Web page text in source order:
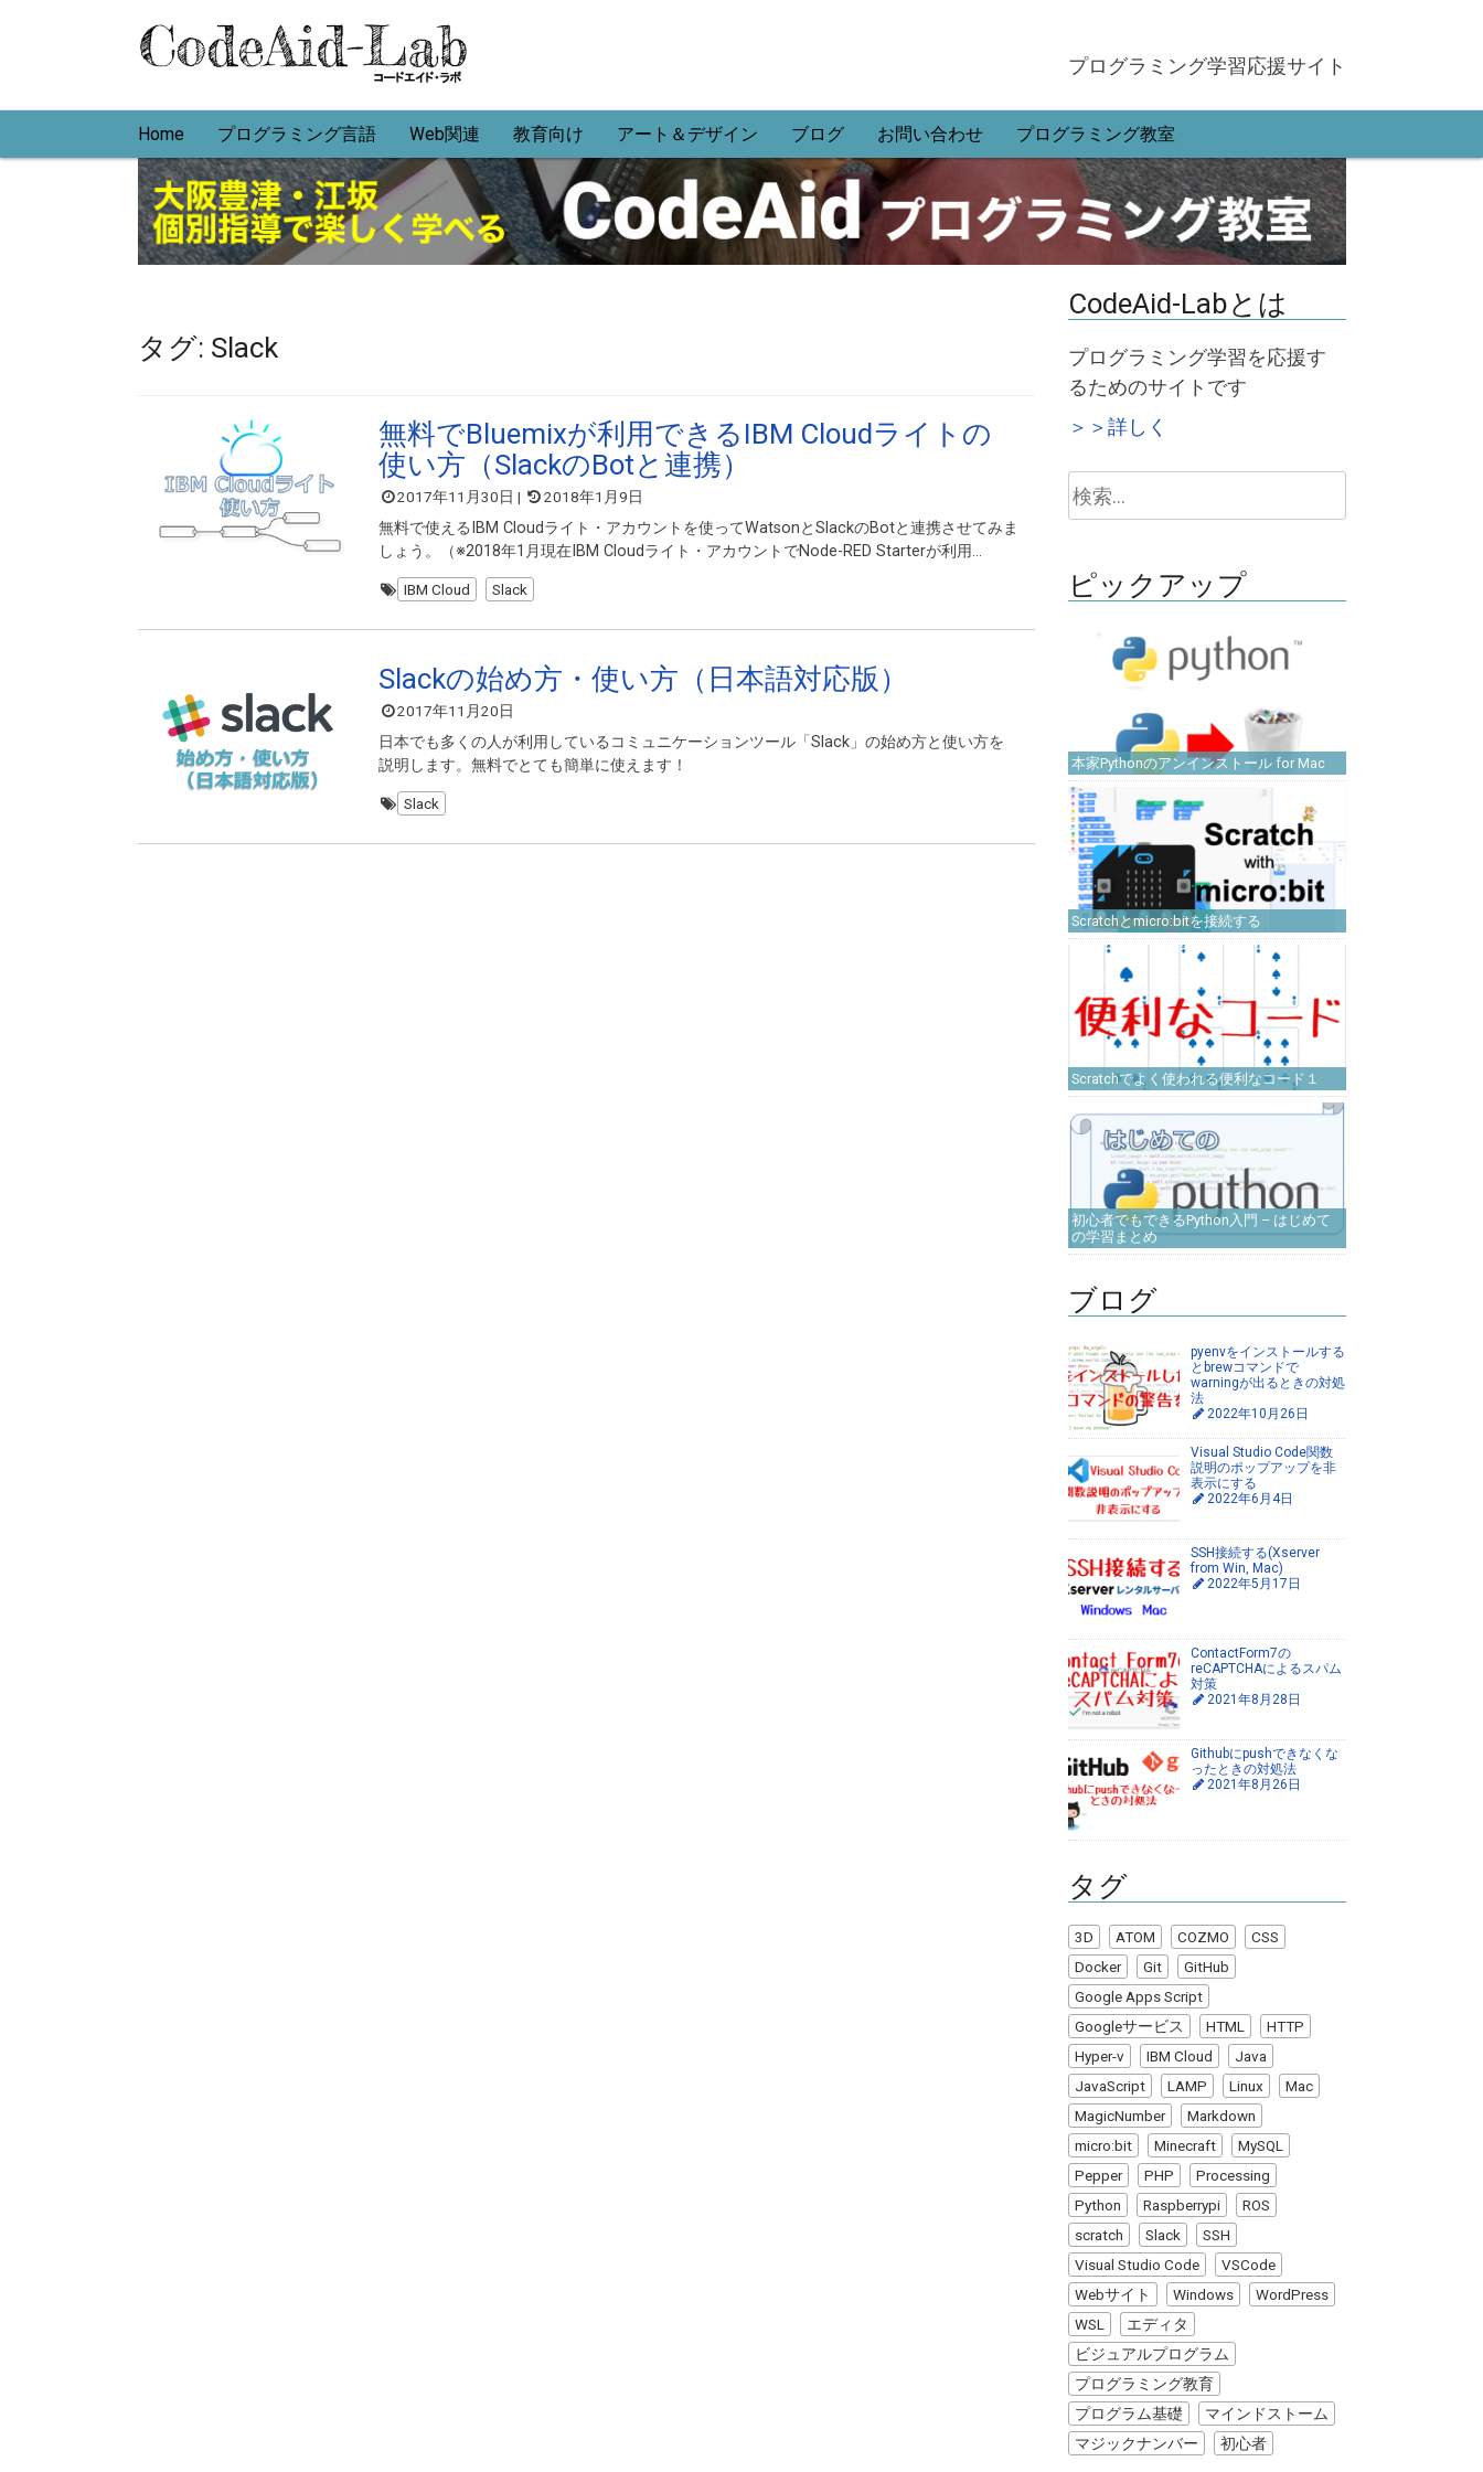
ッ
プログラミング学習応援サイト
Home プログラミング言語 Web関連 教育向け アート＆デザイン ブログ お問い合わせ プログラミング教室
タグ: Slack
無料でBluemixが利用できるIBM Cloudライトの
使い方（SlackのBotと連携）
2017年11月30日 | 2018年1月9日
無料で使えるIBM Cloudライト・アカウントを使ってWatsonとSlackのBotと連携させてみま
しょう。（※2018年1月現在IBM Cloudライト・アカウントでNode-RED Starterが利用…
IBM Cloud Slack
Slackの始め方・使い方（日本語対応版）
2017年11月20日
日本でも多くの人が利用しているコミュニケーションツール「Slack」の始め方と使い方を
説明します。無料でとても簡単に使えます！
Slack
CodeAid-Labとは
プログラミング学習を応援す
るためのサイトです
＞＞詳しく
検
索:
ピックアップ
本家Pythonのアンインストール for Mac
Scratchとmicro:bitを接続する
Scratchでよく使われる便利なコード１
初心者でもできるPython入門 – はじめて
の学習まとめ
ブログ
pyenvをインストールする
とbrewコマンドで
warningが出るときの対処
法
2022年10月26日
Visual Studio Code関数
説明のポップアップを非
表示にする
2022年6月4日
SSH接続する(Xserver
from Win, Mac)
2022年5月17日
ContactForm7の
reCAPTCHAによるスパム
対策
2021年8月28日
Githubにpushできなくな
ったときの対処法
2021年8月26日
タグ
3D ATOM COZMO
CSS
Docker
Git
GitHub
Google Apps Script
Googleサービス
HTML
HTTP
Hyper-v
IBM Cloud
Java
JavaScript
LAMP Linux
Mac
MagicNumber
Markdown
micro:bit
Minecraft
MySQL
Pepper
PHP
Processing
Python
Raspberrypi
ROS
scratch
Slack
SSH
Visual Studio Code
VSCode
Webサイト
Windows
WordPress
WSL
エディタ
ビジュアルプログラム
プログラミング教育
プログラム基礎
マインドストーム
マジックナンバー
初心者